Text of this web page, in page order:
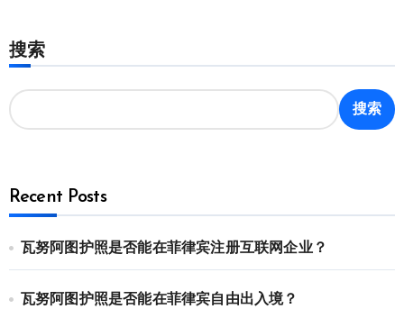
搜索
搜索
Recent Posts
瓦努阿图护照是否能在菲律宾注册互联网企业？
瓦努阿图护照是否能在菲律宾自由出入境？